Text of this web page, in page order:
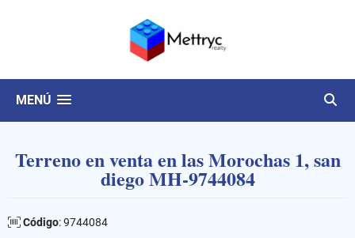
MENÚ
Terreno en venta en las Morochas 1, san
diego MH-9744084
Código: 9744084